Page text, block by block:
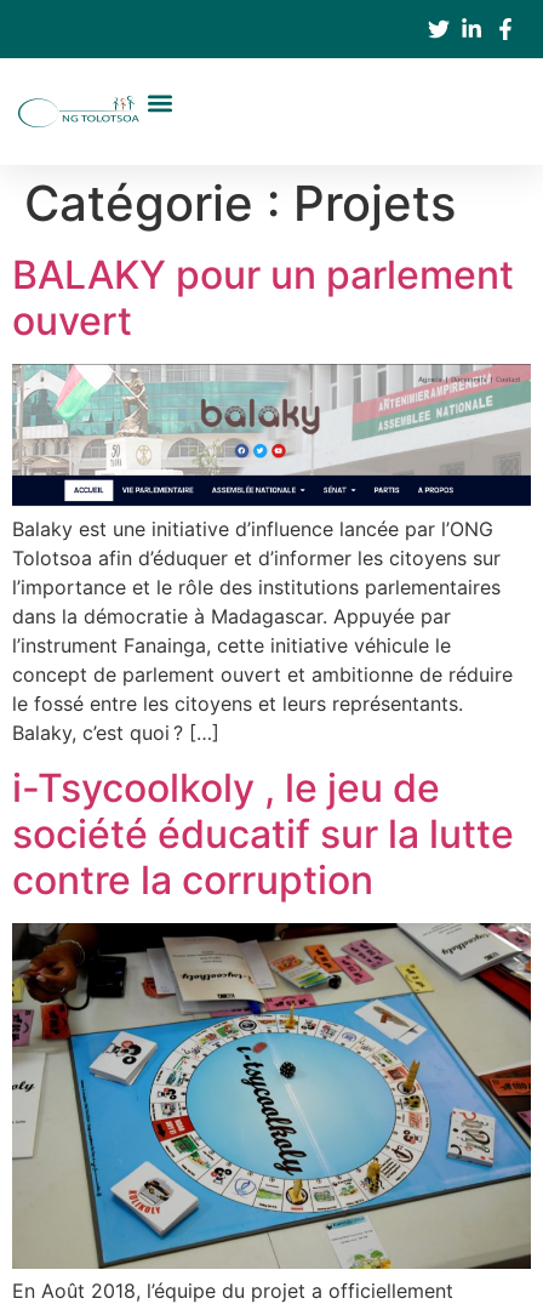
Catégorie : Projets
BALAKY pour un parlement
ouvert
Balaky est une initiative d’influence lancée par l’ONG
Tolotsoa afin d’éduquer et d’informer les citoyens sur
l’importance et le rôle des institutions parlementaires
dans la démocratie à Madagascar. Appuyée par
l’instrument Fanainga, cette initiative véhicule le
concept de parlement ouvert et ambitionne de réduire
le fossé entre les citoyens et leurs représentants.
Balaky, c’est quoi ? […]
i-Tsycoolkoly , le jeu de
société éducatif sur la lutte
contre la corruption
En Août 2018, l’équipe du projet a officiellement